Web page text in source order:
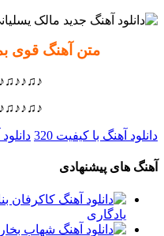
متن آهنگ قوی
دانلود آهنگ با کیفیت 320 دانلود
آهنگ های پیشنهادی
یادگاری